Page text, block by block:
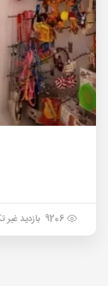
9206 بازدید غیر تکراری